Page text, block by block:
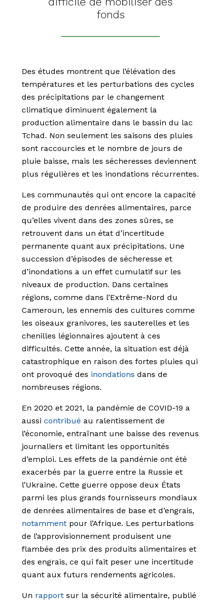
fonds
Des études montrent que l’élévation des
températures et les perturbations des cycles
des précipitations par le changement
climatique diminuent également la
production alimentaire dans le bassin du lac
Tchad. Non seulement les saisons des pluies
sont raccourcies et le nombre de jours de
pluie baisse, mais les sécheresses deviennent
plus régulières et les inondations récurrentes.
Les communautés qui ont encore la capacité
de produire des denrées alimentaires, parce
qu’elles vivent dans des zones sûres, se
retrouvent dans un état d’incertitude
permanente quant aux précipitations. Une
succession d’épisodes de sécheresse et
d’inondations a un effet cumulatif sur les
niveaux de production. Dans certaines
régions, comme dans l’Extrême-Nord du
Cameroun, les ennemis des cultures comme
les oiseaux granivores, les sauterelles et les
chenilles légionnaires ajoutent à ces
difficultés. Cette année, la situation est déjà
catastrophique en raison des fortes pluies qui
ont provoqué des inondations dans de
nombreuses régions.
En 2020 et 2021, la pandémie de COVID-19 a
aussi contribué au ralentissement de
l’économie, entraînant une baisse des revenus
journaliers et limitant les opportunités
d’emploi. Les effets de la pandémie ont été
exacerbés par la guerre entre la Russie et
l’Ukraine. Cette guerre oppose deux États
parmi les plus grands fournisseurs mondiaux
de denrées alimentaires de base et d’engrais,
notamment pour l’Afrique. Les perturbations
de l’approvisionnement produisent une
flambée des prix des produits alimentaires et
des engrais, ce qui fait peser une incertitude
quant aux futurs rendements agricoles.
Un rapport sur la sécurité alimentaire, publié